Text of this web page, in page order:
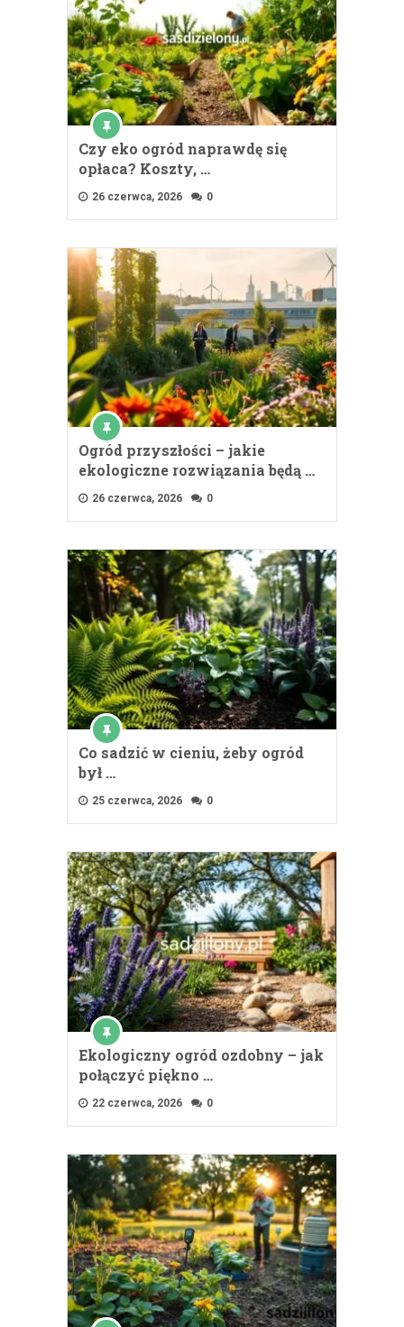
Czy eko ogród naprawdę się
opłaca? Koszty, …
26 czerwca, 2026 0
Ogród przyszłości – jakie
ekologiczne rozwiązania będą …
26 czerwca, 2026 0
Co sadzić w cieniu, żeby ogród
był …
25 czerwca, 2026 0
Ekologiczny ogród ozdobny – jak
połączyć piękno …
22 czerwca, 2026 0